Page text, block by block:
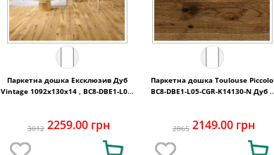
Паркетна дошка Ексклюзив Дуб
Vintage 1092x130x14 , BC8-DBE1-L05-
3012 2259.00 грн
Паркетна дошка Toulouse Piccolo
BC8-DBE1-L05-CGR-K14130-N Дуб 1
2865 2149.00 грн